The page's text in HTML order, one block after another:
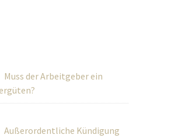
Muss der Arbeitgeber ein
Außerordentliche Kündigung